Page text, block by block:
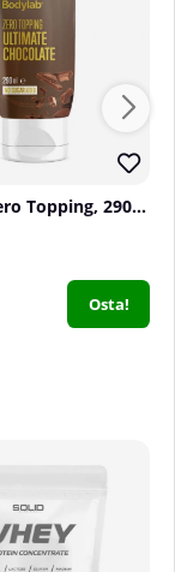
Bodylab Zero Topping, 290 ml
Osta!